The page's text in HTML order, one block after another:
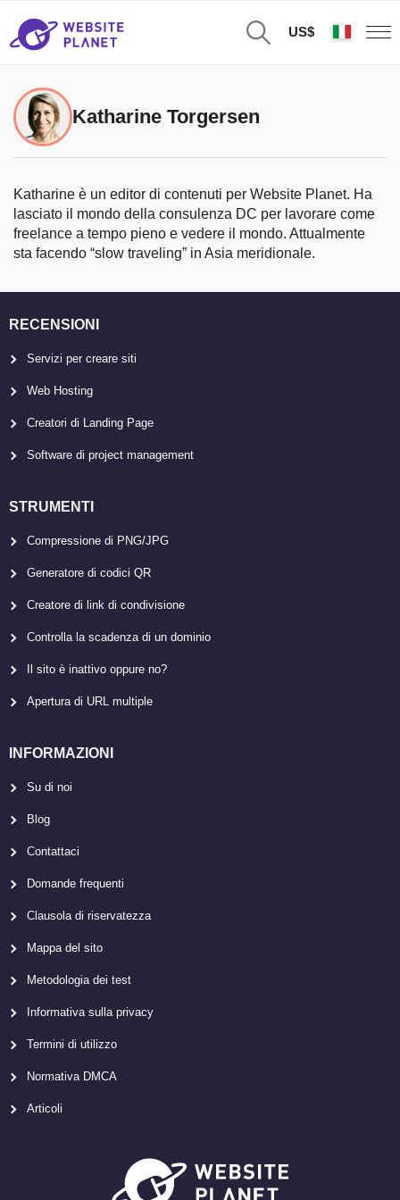
US$
Katharine Torgersen
Katharine è un editor di contenuti per Website Planet. Ha
lasciato il mondo della consulenza DC per lavorare come
freelance a tempo pieno e vedere il mondo. Attualmente
sta facendo “slow traveling” in Asia meridionale.
RECENSIONI
Servizi per creare siti
Web Hosting
Creatori di Landing Page
Software di project management
STRUMENTI
Compressione di PNG/JPG
Generatore di codici QR
Creatore di link di condivisione
Controlla la scadenza di un dominio
Il sito è inattivo oppure no?
Apertura di URL multiple
INFORMAZIONI
Su di noi
Blog
Contattaci
Domande frequenti
Clausola di riservatezza
Mappa del sito
Metodologia dei test
Informativa sulla privacy
Termini di utilizzo
Normativa DMCA
Articoli